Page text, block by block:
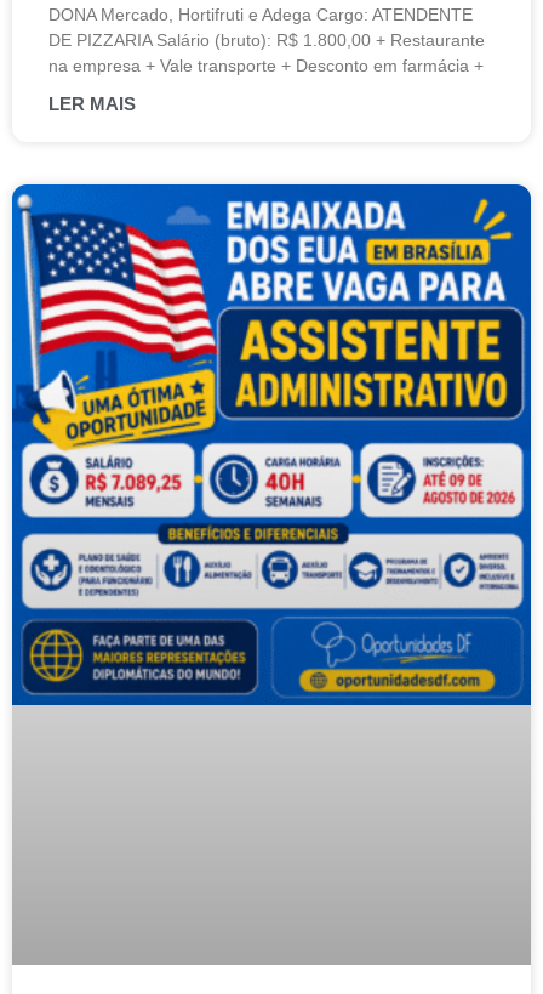
DONA Mercado, Hortifruti e Adega Cargo: ATENDENTE
DE PIZZARIA Salário (bruto): R$ 1.800,00 + Restaurante
na empresa + Vale transporte + Desconto em farmácia +
LER MAIS